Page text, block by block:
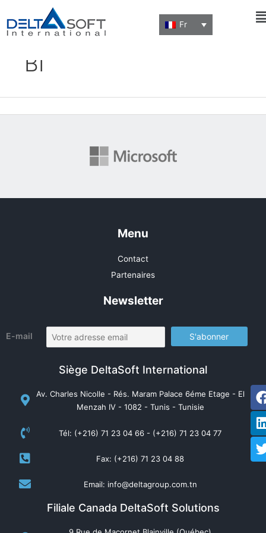
Fr
BI
Menu
Contact
Partenaires
Newsletter
E-mail
Siège DeltaSoft International
Av. Charles Nicolle - Rés. Maram Palace 6éme Etage - El
Menzah IV - 1082 - Tunis - Tunisie
Tél: (+216) 71 23 04 66 - (+216) 71 23 04 77
Fax: (+216) 71 23 04 88
Email: info@deltagroup.com.tn
Filiale Canada DeltaSoft Solutions